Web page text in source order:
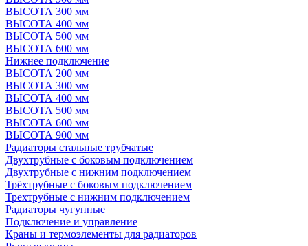
ВЫСОТА 300 мм
ВЫСОТА 400 мм
ВЫСОТА 500 мм
ВЫСОТА 600 мм
Нижнее подключение
ВЫСОТА 200 мм
ВЫСОТА 300 мм
ВЫСОТА 400 мм
ВЫСОТА 500 мм
ВЫСОТА 600 мм
ВЫСОТА 900 мм
Радиаторы стальные трубчатые
Двухтрубные с боковым подключением
Двухтрубные с нижним подключением
Трёхтрубные с боковым подключением
Трехтрубные с нижним подключением
Радиаторы чугунные
Подключение и управление
Краны и термоэлементы для радиаторов